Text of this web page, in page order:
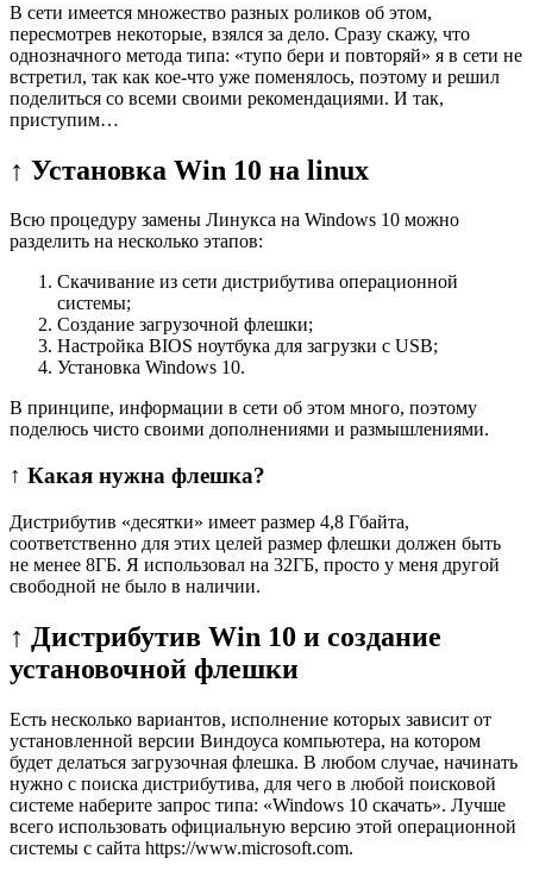
В сети имеется множество разных роликов об этом,
пересмотрев некоторые, взялся за дело. Сразу скажу, что
однозначного метода типа: «тупо бери и повторяй» я в сети не
встретил, так как кое-что уже поменялось, поэтому и решил
поделиться со всеми своими рекомендациями. И так,
приступим…
↑ Установка Win 10 на linux
Всю процедуру замены Линукса на Windows 10 можно
разделить на несколько этапов:
Скачивание из сети дистрибутива операционной
системы;
Создание загрузочной флешки;
Настройка BIOS ноутбука для загрузки с USB;
Установка Windows 10.
В принципе, информации в сети об этом много, поэтому
поделюсь чисто своими дополнениями и размышлениями.
↑ Какая нужна флешка?
Дистрибутив «десятки» имеет размер 4,8 Гбайта,
соответственно для этих целей размер флешки должен быть
не менее 8ГБ. Я использовал на 32ГБ, просто у меня другой
свободной не было в наличии.
↑ Дистрибутив Win 10 и создание
установочной флешки
Есть несколько вариантов, исполнение которых зависит от
установленной версии Виндоуса компьютера, на котором
будет делаться загрузочная флешка. В любом случае, начинать
нужно с поиска дистрибутива, для чего в любой поисковой
системе наберите запрос типа: «Windows 10 скачать». Лучше
всего использовать официальную версию этой операционной
системы с сайта https://www.microsoft.com.